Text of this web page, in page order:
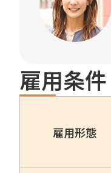
雇用条件
雇用形態